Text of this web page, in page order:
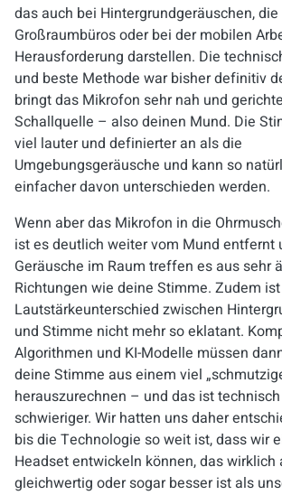
das auch bei Hintergrundgeräuschen, die
Großraumbüros oder bei der mobilen
Herausforderung darstellen. Die
und beste Methode war bisher definitiv
bringt das Mikrofon sehr nah und
Schallquelle – also deinen Mund. Die
viel lauter und definierter an als die
Umgebungsgeräusche und kann so
einfacher davon unterschieden werden.
Wenn aber das Mikrofon in die
ist es deutlich weiter vom Mund entfernt
Geräusche im Raum treffen es aus sehr
Richtungen wie deine Stimme. Zudem
Lautstärkeunterschied zwischen
und Stimme nicht mehr so eklatant.
Algorithmen und KI-Modelle müssen
deine Stimme aus einem viel
herauszurechnen – und das ist
schwieriger. Wir hatten uns daher
bis die Technologie so weit ist, dass wir
Headset entwickeln können, das wirklich
gleichwertig oder sogar besser ist als